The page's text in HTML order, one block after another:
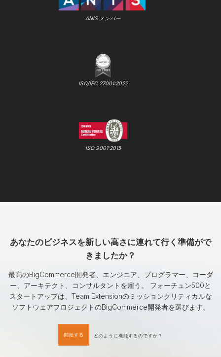
ANIS メンバー
ISO/IEC 27001:2022
ISO 9001:2015
あなたのビジネスを新しい高さに連れて行く準備がで
きましたか？
最高のBigCommerce開発者、エンジニア、プログラマー、コーダ
ー、アーキテクト、コンサルタントを雇う。 フォーチュン500と
スタートアップは、Team Extensionのミッションクリティカルな
ソフトウェアプロジェクトのBigCommerce開発者を選びます。
開始する どのように機能するのですか？